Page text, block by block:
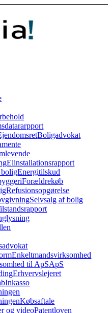
Boligadvokat
Elinstallationsrapport
Energitilskud
Forældrekøb
Refusionsopgørelse
Selvsalg af bolig
Enkeltmandsvirksomhed
til ApSApS
Erhvervslejeret
Inkasso
Købsaftale
og videoPatentloven